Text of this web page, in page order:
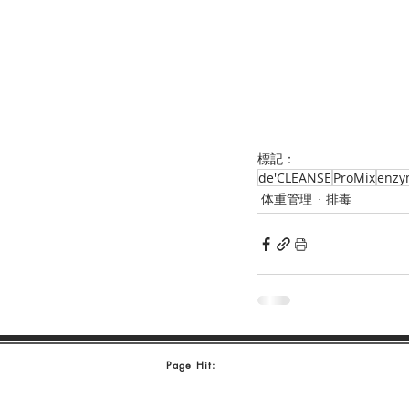
標記：
de'CLEANSE ProMix
体重管理 排毒
Page Hit: